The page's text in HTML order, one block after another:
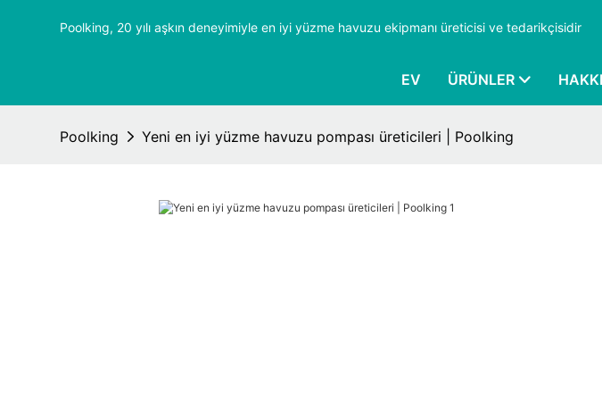
Poolking, 20 yılı aşkın deneyimiyle en iyi yüzme havuzu ekipmanı üreticisi ve tedarikçisidir
EV ÜRÜNLER
Poolking Yeni en iyi yüzme havuzu pompası üreticileri | Poolking